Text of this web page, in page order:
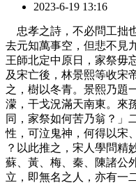
2023-6-19 13:16
忠孝之詩，不必問工拙
去元知萬事空，但悲不見
王師北定中原日，家祭毋
及宋亡後，林景熙等收宋
之，樹以冬青。景熙乃題
濛，干戈況滿天南東。來
同，家祭如何苦乃翁？」
性，可泣鬼神，何得以宋
？以此推之，宋人學問精
蘇、黃、梅、秦、陳諸公
立，即無名之人，亦有一